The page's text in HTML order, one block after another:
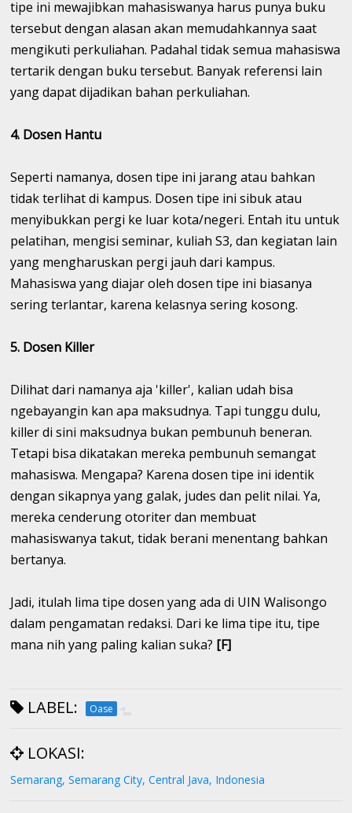
tipe ini mewajibkan mahasiswanya harus punya buku
tersebut dengan alasan akan memudahkannya saat
mengikuti perkuliahan. Padahal tidak semua mahasiswa
tertarik dengan buku tersebut. Banyak referensi lain
yang dapat dijadikan bahan perkuliahan.
4. Dosen Hantu
Seperti namanya, dosen tipe ini jarang atau bahkan
tidak terlihat di kampus. Dosen tipe ini sibuk atau
menyibukkan pergi ke luar kota/negeri. Entah itu untuk
pelatihan, mengisi seminar, kuliah S3, dan kegiatan lain
yang mengharuskan pergi jauh dari kampus.
Mahasiswa yang diajar oleh dosen tipe ini biasanya
sering terlantar, karena kelasnya sering kosong.
5. Dosen Killer
Dilihat dari namanya aja 'killer', kalian udah bisa
ngebayangin kan apa maksudnya. Tapi tunggu dulu,
killer di sini maksudnya bukan pembunuh beneran.
Tetapi bisa dikatakan mereka pembunuh semangat
mahasiswa. Mengapa? Karena dosen tipe ini identik
dengan sikapnya yang galak, judes dan pelit nilai. Ya,
mereka cenderung otoriter dan membuat
mahasiswanya takut, tidak berani menentang bahkan
bertanya.
Jadi, itulah lima tipe dosen yang ada di UIN Walisongo
dalam pengamatan redaksi. Dari ke lima tipe itu, tipe
mana nih yang paling kalian suka? [F]
LABEL: Oase
LOKASI:
Semarang, Semarang City, Central Java, Indonesia